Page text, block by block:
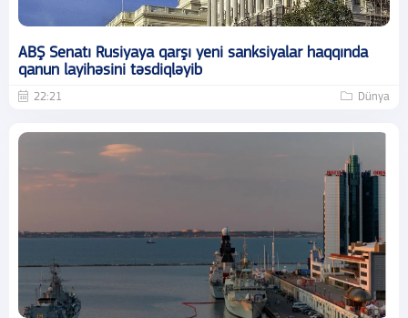
ABŞ Senatı Rusiyaya qarşı yeni sanksiyalar haqqında
qanun layihəsini təsdiqləyib
22:21 Dünya